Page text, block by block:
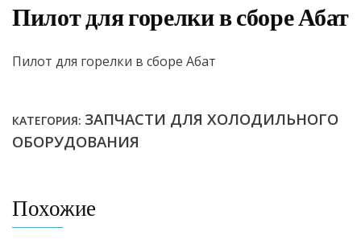
Пилот для горелки в сборе Абат
Пилот для горелки в сборе Абат
КАТЕГОРИЯ: ЗАПЧАСТИ ДЛЯ ХОЛОДИЛЬНОГО
ОБОРУДОВАНИЯ
Похожие